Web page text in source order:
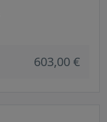
603,00 €